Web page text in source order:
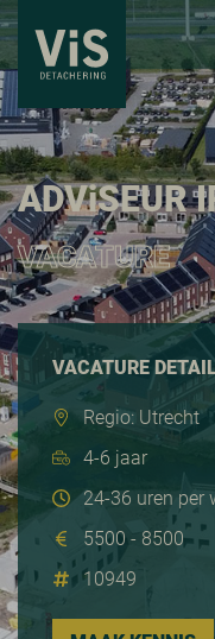
ADViSEUR
VACATURE
VACATURE
Regio: Utrecht
4-6 jaar
24-36 uren per
5500 - 8500
10949